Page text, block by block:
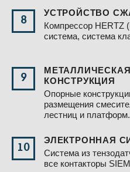
8
УСТРОЙСТВО
Компрессор HERTZ
система, система
9
КОНСТРУКЦИЯ
Опорные
размещения
лестниц и платформ.
10
ЭЛЕКТРОННАЯ
Система из
все контакторы